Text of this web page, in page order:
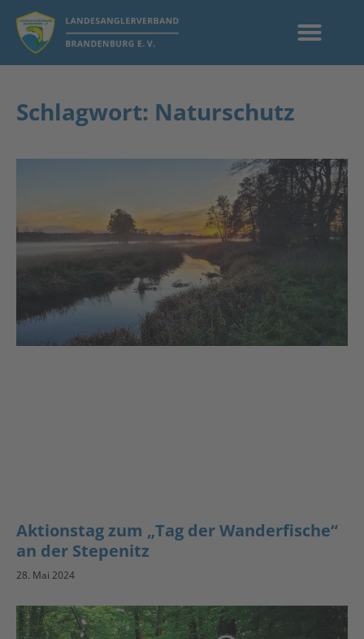
Schlagwort: Naturschutz
Aktionstag zum „Tag der Wanderfische“
an der Stepenitz
28. Mai 2024